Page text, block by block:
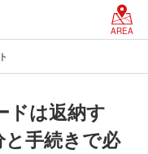
AREA
ドは返納す
手続きで必